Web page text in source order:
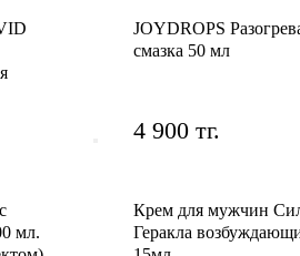
JOYDROPS
смазка 50 мл
4 900 тг.
мл.
Крем для мужчин
Геракла